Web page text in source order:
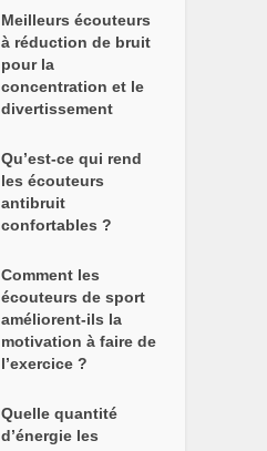
Meilleurs écouteurs
à réduction de bruit
pour la
concentration et le
divertissement
Qu’est-ce qui rend
les écouteurs
antibruit
confortables ?
Comment les
écouteurs de sport
améliorent-ils la
motivation à faire de
l’exercice ?
Quelle quantité
d’énergie les